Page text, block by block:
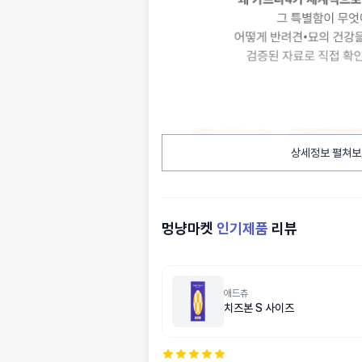
상세정보 펼쳐
멍냥마켓 인기제품 리뷰
애드츄
치즈본 S 사이즈